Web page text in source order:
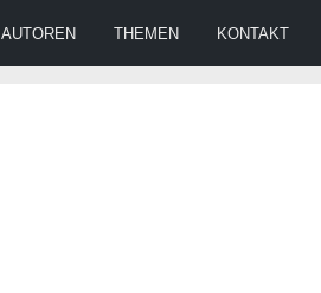
AUTOREN THEMEN KONTAKT